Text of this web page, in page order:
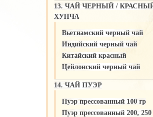
13. ЧАЙ ЧЕРНЫЙ /
ХУНЧА
Вьетнамский черный чай
Индийский черный чай
Китайский красный
Цейлонский черный чай
14. ЧАЙ ПУЭР
Пуэр прессованный 100 гр
Пуэр прессованный 200, 250